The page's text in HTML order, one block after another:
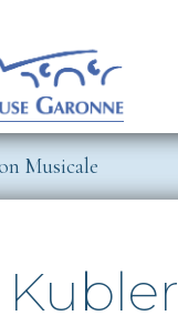
Musicale